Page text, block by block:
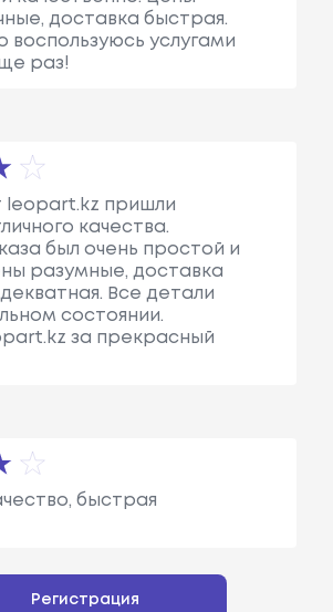
доставка быстрая.
воспользуюсь услугами
раз!
leopart.kz пришли
качества.
был очень простой и
разумные, доставка
Все детали
состоянии.
за прекрасный
быстрая
Регистрация